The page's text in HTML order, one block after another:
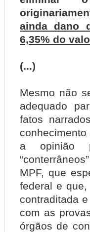
ainda dano
6,35% do
(...)
Mesmo não
adequado
fatos
a opinião
MPF, que
federal e
contraditada
com as
órgãos de